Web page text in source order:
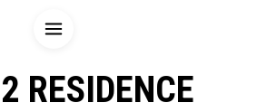
RESIDENCE